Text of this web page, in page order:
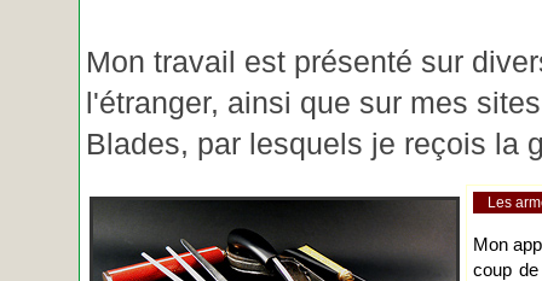
Mon travail est présenté sur
l'étranger, ainsi que sur mes
Blades, par lesquels je reçois la
Les
Mon
coup